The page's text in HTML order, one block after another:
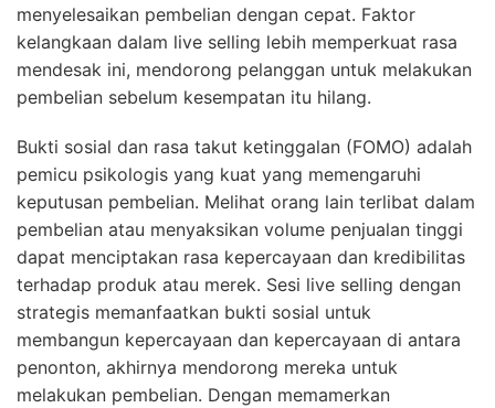
menyelesaikan pembelian dengan cepat. Faktor
kelangkaan dalam live selling lebih memperkuat rasa
mendesak ini, mendorong pelanggan untuk melakukan
pembelian sebelum kesempatan itu hilang.
Bukti sosial dan rasa takut ketinggalan (FOMO) adalah
pemicu psikologis yang kuat yang memengaruhi
keputusan pembelian. Melihat orang lain terlibat dalam
pembelian atau menyaksikan volume penjualan tinggi
dapat menciptakan rasa kepercayaan dan kredibilitas
terhadap produk atau merek. Sesi live selling dengan
strategis memanfaatkan bukti sosial untuk
membangun kepercayaan dan kepercayaan di antara
penonton, akhirnya mendorong mereka untuk
melakukan pembelian. Dengan memamerkan